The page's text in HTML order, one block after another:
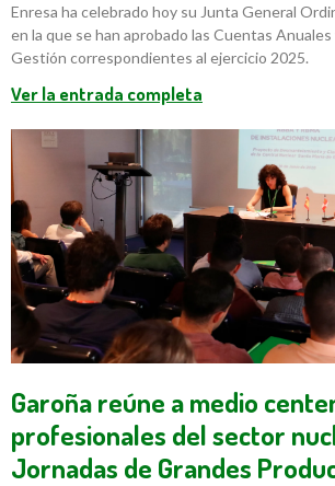
Enresa ha celebrado hoy su Junta General
en la que se han aprobado las Cuentas
Gestión correspondientes al ejercicio 2025.
Ver la entrada completa
Garoña reúne a medio
profesionales del sector
Jornadas de Grandes